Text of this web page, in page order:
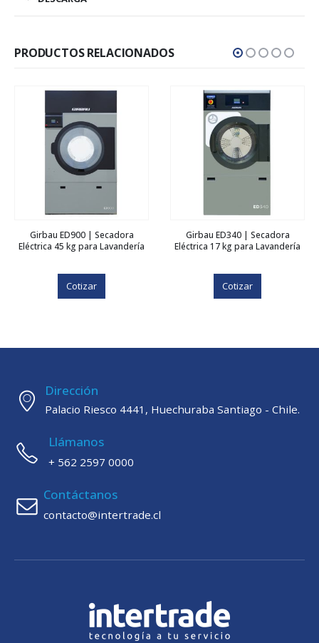
PRODUCTOS RELACIONADOS
Girbau ED900 | Secadora
Eléctrica 45 kg para Lavandería
Cotizar
Girbau ED340 | Secadora
Eléctrica 17 kg para Lavandería
Cotizar
Dirección
Palacio Riesco 4441, Huechuraba Santiago - Chile.
Llámanos
+ 562 2597 0000
Contáctanos
contacto@intertrade.cl